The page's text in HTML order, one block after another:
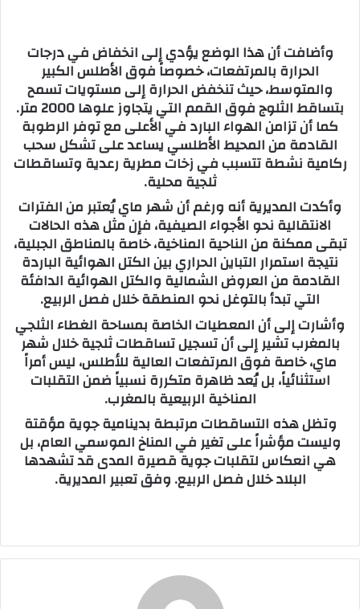
ي
وأضافت أن هذا الوضع يؤدي إلى انخفاض في درجات
الحرارة بالمرتفعات، خصوصاً فوق الأطلس الكبير
والمتوسط، حيث تنخفض الحرارة إلى مستويات تسمح
بتساقط الثلوج فوق القمم التي يتجاوز علوها 2000 متر.
كما أن تزامن الهواء البارد في الأعلى مع توفر الرطوبة
القادمة من المحيط الأطلسي يساعد على تشكل سحب
ركامية نشطة تتسبب في زخات مطرية رعدية وتساقطات
ثلجية محلية.
وأكدت المديرية أنه ورغم أن شهر ماي يُعتبر من الفترات
الانتقالية نحو الأجواء الصيفية، فإن مثل هذه الحالات
تبقى ممكنة من الناحية المناخية، خاصة بالمناطق الجبلية،
نتيجة استمرار التباين الحراري بين الكتل الهوائية الباردة
القادمة من العروض الشمالية والكتل الهوائية الدافئة
التي تبدأ بالتوغل نحو المنطقة خلال فصل الربيع.
وأشارت إلى أن المعطيات الخاصة بمساحة الغطاء الثلجي
بالمغرب تشير إلى أن تسجيل تساقطات ثلجية خلال شهر
ماي، خاصة فوق المرتفعات العالية للأطلس، ليس أمراً
استثنائياً، بل يُعد ظاهرة متكررة نسبياً ضمن التقلبات
المناخية الربيعية بالمغرب.
وتظل هذه التساقطات مرتبطة بدينامية جوية مؤقتة
وليست مؤشراً على تغير في المناخ الموسمي العام، بل
هي انعكاس لتقلبات جوية قصيرة المدى قد تشهدها
البلاد خلال فصل الربيع. وفق تعبير المديرية.